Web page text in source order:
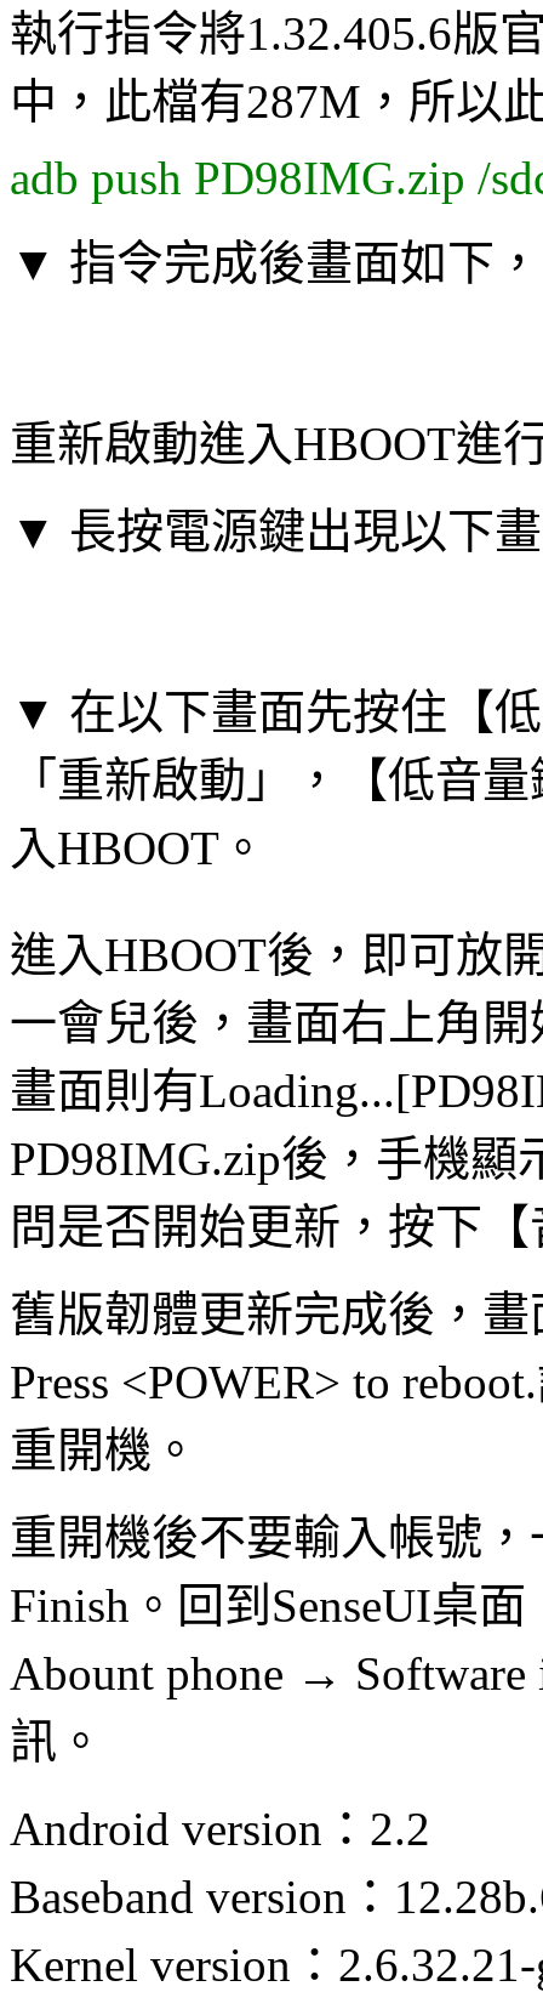
執行指令將1.32.405.6版
中，此檔有287M，所以
adb push PD98IMG.zip /
▼ 指令完成後畫面如下
重新啟動進入HBOOT進
▼ 長按電源鍵出現以下
▼ 在以下畫面先按住【
「重新啟動」，【低音
入HBOOT。
進入HBOOT後，即可放
一會兒後，畫面右上角
畫面則有
PD98IMG.zip後，手機顯
問是否開始更新，按下
舊版韌體更新完成後，畫
Press <POWER> to
重開機。
重開機後不要輸入帳號
Finish。回到SenseUI桌
Abount phone →
訊。
Android version：2.2
Baseband version：
Kernel version：